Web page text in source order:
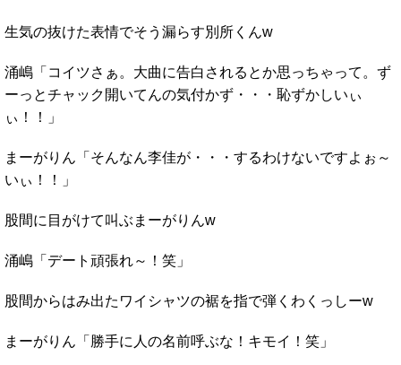
生気の抜けた表情でそう漏らす別所くんw
涌嶋「コイツさぁ。大曲に告白されるとか思っちゃって。ず
ーっとチャック開いてんの気付かず・・・恥ずかしいぃ
ぃ！！」
まーがりん「そんなん李佳が・・・するわけないですよぉ～
いぃ！！」
股間に目がけて叫ぶまーがりんw
涌嶋「デート頑張れ～！笑」
股間からはみ出たワイシャツの裾を指で弾くわくっしーw
まーがりん「勝手に人の名前呼ぶな！キモイ！笑」